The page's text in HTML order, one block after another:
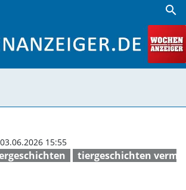
search
tiergeschichten
15:55